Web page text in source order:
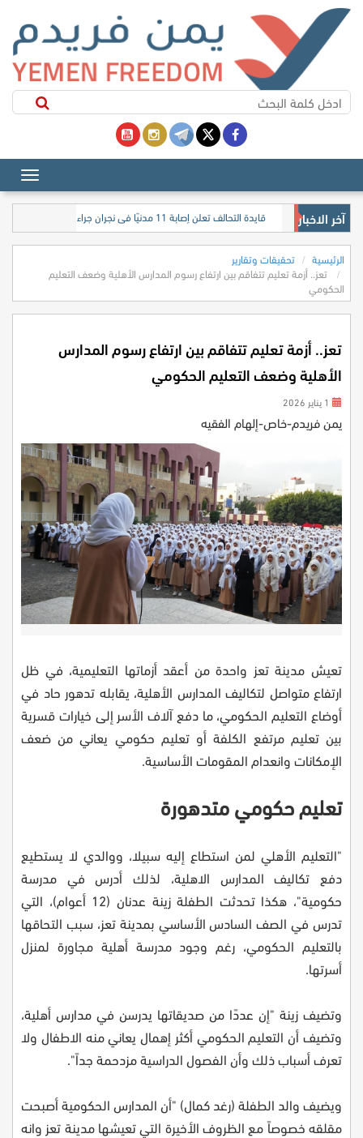
آخر الاخبار في بيان نعي.. قوات الحكومة اليمنية تعلن مقتل 17 جنديًا وضابطًا إثر هجوم شنه الحوثيون
الرئيسية
تحقيقات وتقارير
تعز.. أزمة تعليم تتفاقم بين ارتفاع رسوم المدارس الأهلية وضعف التعليم
الحكومي
تعز.. أزمة تعليم تتفاقم بين ارتفاع رسوم المدارس
الأهلية وضعف التعليم الحكومي
يمن فريدم-خاص-إلهام الفقيه
تعيش مدينة تعز واحدة من أعقد أزماتها التعليمية، في ظل
ارتفاع متواصل لتكاليف المدارس الأهلية، يقابله تدهور حاد في
أوضاع التعليم الحكومي، ما دفع آلاف الأسر إلى خيارات قسرية
بين تعليم مرتفع الكلفة أو تعليم حكومي يعاني من ضعف
الإمكانات وانعدام المقومات الأساسية.
تعليم حكومي متدهورة
"التعليم الأهلي لمن استطاع إليه سبيلا، ووالدي لا يستطيع
دفع تكاليف المدارس الاهلية، لذلك أدرس في مدرسة
حكومية"، هكذا تحدثت الطفلة زينة عدنان (12 أعوام)، التي
تدرس في الصف السادس الأساسي بمدينة تعز، سبب التحاقها
بالتعليم الحكومي، رغم وجود مدرسة أهلية مجاورة لمنزل
أسرتها.
وتضيف زينة "إن عددًا من صديقاتها يدرسن في مدارس أهلية،
وتضيف أن التعليم الحكومي أكثر إهمال يعاني منه الاطفال ولا
تعرف أسباب ذلك وأن الفصول الدراسية مزدحمة جداً".
ويضيف والد الطفلة (رغد كمال) "أن المدارس الحكومية أصبحت
مقلقه خصوصاً مع الظروف الأخيرة التي تعيشها مدينة تعز وانه